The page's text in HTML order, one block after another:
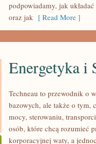
podpowiadamy, jak
oraz jak [ Read More ]
Energetyka i
Techneau to przewodnik o
bazowych, ale także o tym,
mocy, sterowaniu,
osób, które chcą rozumieć
korporacyjnej waty, a